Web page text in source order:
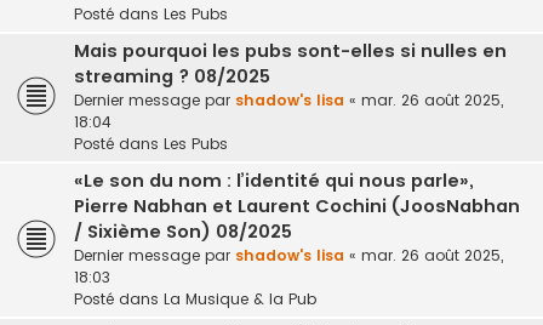
Posté dans Les Pubs
Mais pourquoi les pubs sont-elles si nulles en
streaming ? 08/2025
Dernier message par shadow's lisa « mar. 26 août 2025,
18:04
Posté dans Les Pubs
«Le son du nom : l’identité qui nous parle»,
Pierre Nabhan et Laurent Cochini (JoosNabhan
/ Sixième Son) 08/2025
Dernier message par shadow's lisa « mar. 26 août 2025,
18:03
Posté dans La Musique & la Pub